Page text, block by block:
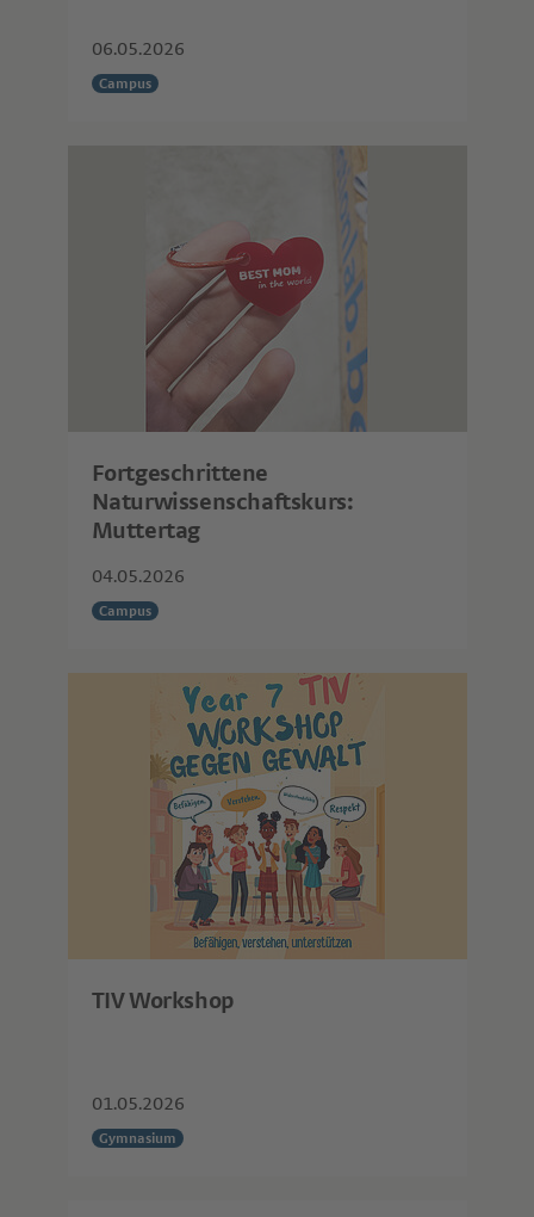
06.05.2026
Campus
Fortgeschrittene
Naturwissenschaftskurs:
Muttertag
04.05.2026
Campus
TIV Workshop
01.05.2026
Gymnasium